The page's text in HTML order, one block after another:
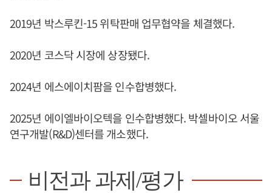
2019년 박스루킨-15 위탁판매 업무협약을 체결했다.
2020년 코스닥 시장에 상장됐다.
2024년 에스에이치팜을 인수합병했다.
2025년 에이엘바이오텍을 인수합병했다. 박셀바이오 서울
연구개발(R&D)센터를 개소했다.
비전과 과제/평가